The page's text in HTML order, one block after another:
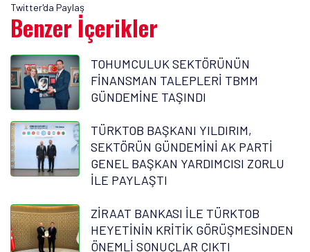
Twitter'da Paylaş
Benzer İçerikler
TOHUMCULUK SEKTÖRÜNÜN
FİNANSMAN TALEPLERİ TBMM
GÜNDEMİNE TAŞINDI
TÜRKTOB BAŞKANI YILDIRIM,
SEKTÖRÜN GÜNDEMİNİ AK PARTİ
GENEL BAŞKAN YARDIMCISI ZORLU
İLE PAYLAŞTI
ZİRAAT BANKASI İLE TÜRKTOB
HEYETİNİN KRİTİK GÖRÜŞMESİNDEN
ÖNEMLİ SONUÇLAR ÇIKTI